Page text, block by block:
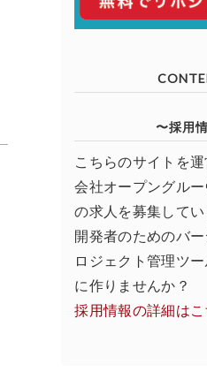
〜採用
こちらのサイトを
会社オープングル
の求人を募集してい
開発者のためのバ
ロジェクト管理ツ
に作りませんか？
採用情報の詳細はこ